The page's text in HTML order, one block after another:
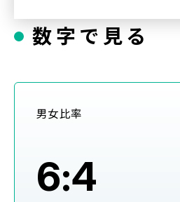
数字で見る
男女比率
6:4